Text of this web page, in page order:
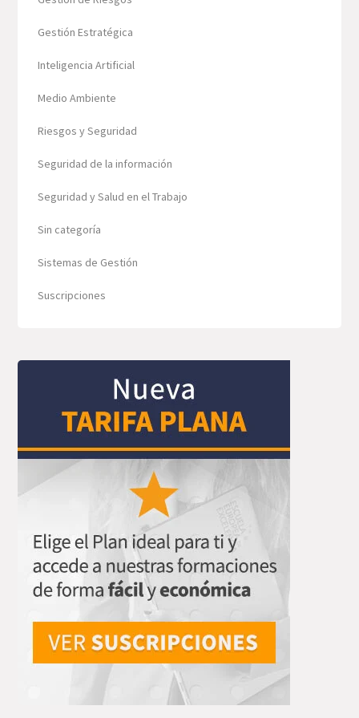
Gestión Estratégica
Inteligencia Artificial
Medio Ambiente
Riesgos y Seguridad
Seguridad de la información
Seguridad y Salud en el Trabajo
Sin categoría
Sistemas de Gestión
Suscripciones